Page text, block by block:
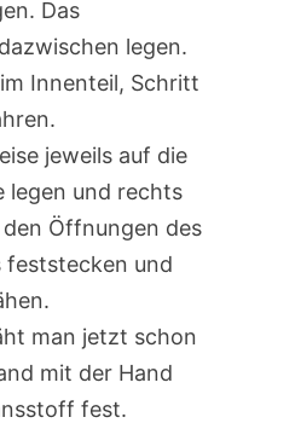
Das
legen.
Innenteil, Schritt
jeweils auf die
legen und rechts
Öffnungen des
feststecken und
man jetzt schon
mit der Hand
fest.